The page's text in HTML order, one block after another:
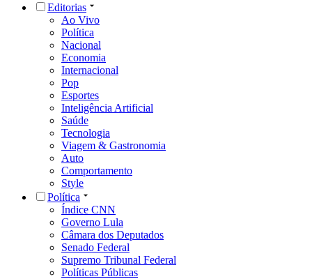
Editorias
Ao Vivo
Política
Nacional
Economia
Internacional
Pop
Esportes
Inteligência Artificial
Saúde
Tecnologia
Viagem & Gastronomia
Auto
Comportamento
Style
Política
Índice CNN
Governo Lula
Câmara dos Deputados
Senado Federal
Supremo Tribunal Federal
Políticas Públicas